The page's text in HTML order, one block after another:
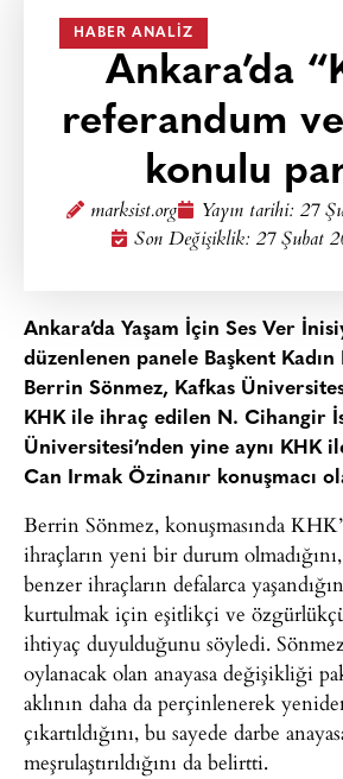
HABER ANALIZ
Ankara’da
referandum ve
konulu
marksist.org Yayın tarihi: 27
Son Değişiklik: 27 Şubat
Ankara’da Yaşam İçin Ses Ver
düzenlenen panele Başkent Kadın
Berrin Sönmez, Kafkas
KHK ile ihraç edilen N. Cihangir
Üniversitesi’nden yine aynı KHK
Can Irmak Özinanır konuşmacı
Berrin Sönmez, konuşmasında
ihraçların yeni bir durum
benzer ihraçların defalarca
kurtulmak için eşitlikçi ve
ihtiyaç duyulduğunu söyledi.
oylanacak olan anayasa değişikliği
aklının daha da perçinlenerek
çıkartıldığını, bu sayede darbe
meşrulaştırıldığını da belirtti.